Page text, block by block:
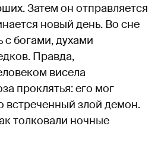
Затем он отправляется
новый день. Во сне
с богами, духами
Правда,
висела
проклятья: его мог
встреченный злой демон.
толковали ночные